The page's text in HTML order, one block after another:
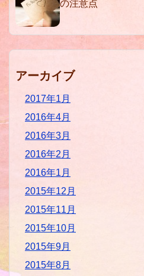
の注意点
アーカイブ
2017年1月
2016年4月
2016年3月
2016年2月
2016年1月
2015年12月
2015年11月
2015年10月
2015年9月
2015年8月